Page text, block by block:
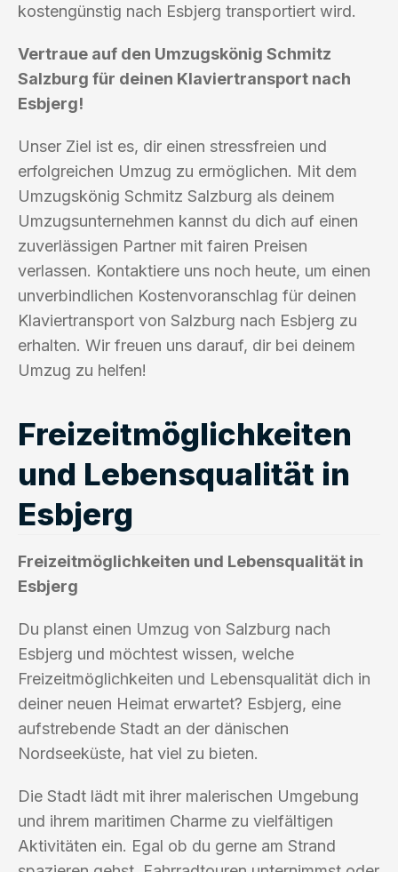
kostengünstig nach Esbjerg transportiert wird.
Vertraue auf den Umzugskönig Schmitz
Salzburg für deinen Klaviertransport nach
Esbjerg!
Unser Ziel ist es, dir einen stressfreien und
erfolgreichen Umzug zu ermöglichen. Mit dem
Umzugskönig Schmitz Salzburg als deinem
Umzugsunternehmen kannst du dich auf einen
zuverlässigen Partner mit fairen Preisen
verlassen. Kontaktiere uns noch heute, um einen
unverbindlichen Kostenvoranschlag für deinen
Klaviertransport von Salzburg nach Esbjerg zu
erhalten. Wir freuen uns darauf, dir bei deinem
Umzug zu helfen!
Freizeitmöglichkeiten
und Lebensqualität in
Esbjerg
Freizeitmöglichkeiten und Lebensqualität in
Esbjerg
Du planst einen Umzug von Salzburg nach
Esbjerg und möchtest wissen, welche
Freizeitmöglichkeiten und Lebensqualität dich in
deiner neuen Heimat erwartet? Esbjerg, eine
aufstrebende Stadt an der dänischen
Nordseeküste, hat viel zu bieten.
Die Stadt lädt mit ihrer malerischen Umgebung
und ihrem maritimen Charme zu vielfältigen
Aktivitäten ein. Egal ob du gerne am Strand